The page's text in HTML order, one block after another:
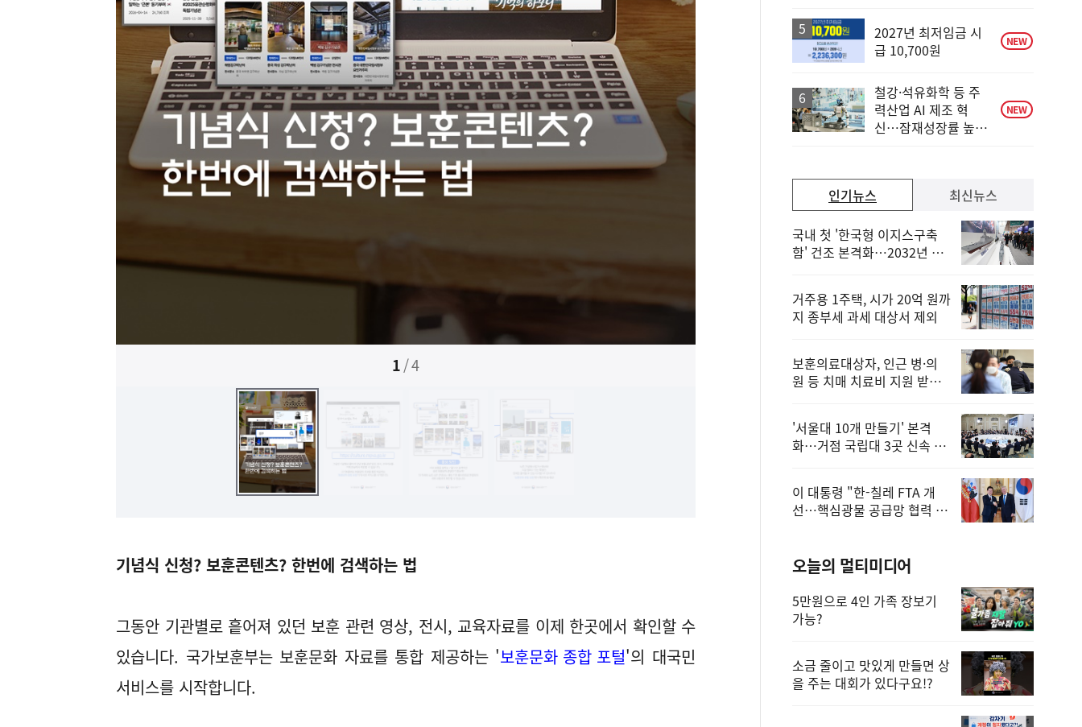
1/4
기념식 신청? 보훈콘텐츠? 한번에 검색하는 법
그동안 기관별로 흩어져 있던 보훈 관련 영상, 전시, 교육자료를 이제 한곳에서 확인할 수
있습니다. 국가보훈부는 보훈문화 자료를 통합 제공하는 '보훈문화 종합 포털'의 대국민
서비스를 시작합니다.
2027년 최저임금 시
급 10,700원
NEW
철강·석유화학 등 주
력산업 AI 제조 혁
신…잠재성장률 높인
NEW
인기뉴스
국내 첫 '한국형 이지스구축
함' 건조 본격화…2032년 해
거주용 1주택, 시가 20억 원까
지 종부세 과세 대상서 제외
보훈의료대상자, 인근 병·의
원 등 치매 치료비 지원 받을
'서울대 10개 만들기' 본격
화…거점 국립대 3곳 신속 선
이 대통령 "한-칠레 FTA 개
선…핵심광물 공급망 협력 더
최신뉴스
오늘의 멀티미디어
5만원으로 4인 가족 장보기
가능?
소금 줄이고 맛있게 만들면 상
을 주는 대회가 있다구요!?